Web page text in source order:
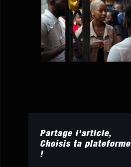
Partage l'article,
Choisis ta plateforme
!